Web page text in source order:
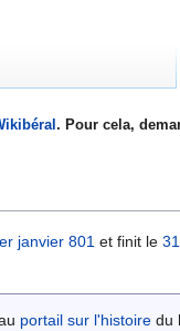
. Pour cela,
janvier 801 et finit le
portail sur l'histoire du